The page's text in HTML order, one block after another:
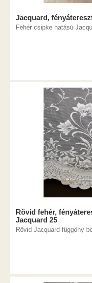
Jacquard,
Fehér csipke hatású
Rövid fehér,
Jacquard 25
Rövid Jacquard függöny